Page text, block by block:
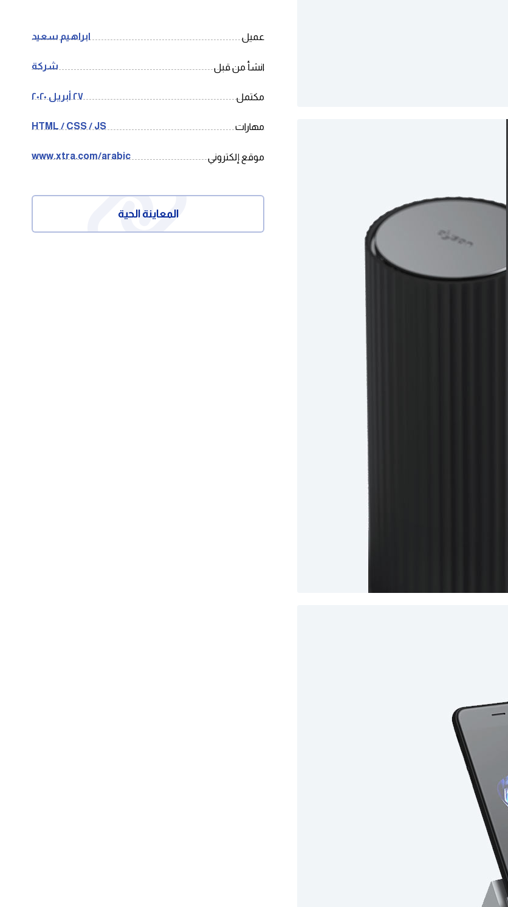
عميل ابراهيم سعيد
انشأ من قبل شركة
مكتمل ٢٧ أبريل ٢٠٢٠
مهارات HTML / CSS / JS
موقع إلكتروني www.xtra.com/arabic
المعاينة الحية